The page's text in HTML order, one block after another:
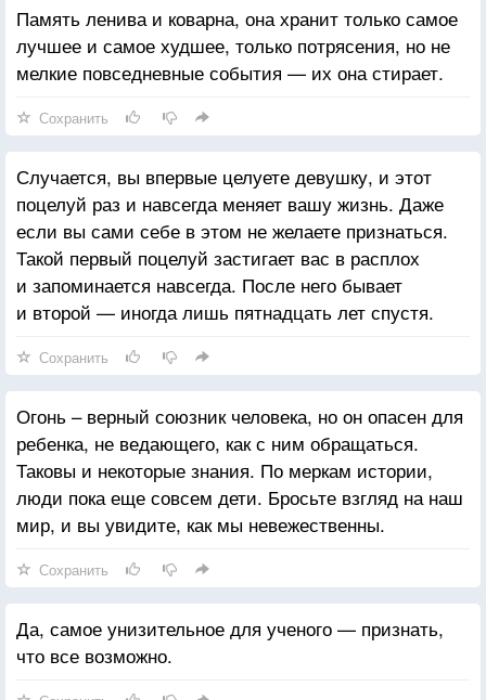
Память ленива и коварна, она хранит только самое
лучшее и самое худшее, только потрясения, но не
мелкие повседневные события — их она стирает.
Сохранить
Случается, вы впервые целуете девушку, и этот
поцелуй раз и навсегда меняет вашу жизнь. Даже
если вы сами себе в этом не желаете признаться.
Такой первый поцелуй застигает вас в расплох
и запоминается навсегда. После него бывает
и второй — иногда лишь пятнадцать лет спустя.
Сохранить
Огонь – верный союзник человека, но он опасен для
ребенка, не ведающего, как с ним обращаться.
Таковы и некоторые знания. По меркам истории,
люди пока еще совсем дети. Бросьте взгляд на наш
мир, и вы увидите, как мы невежественны.
Сохранить
Да, самое унизительное для ученого — признать,
что все возможно.